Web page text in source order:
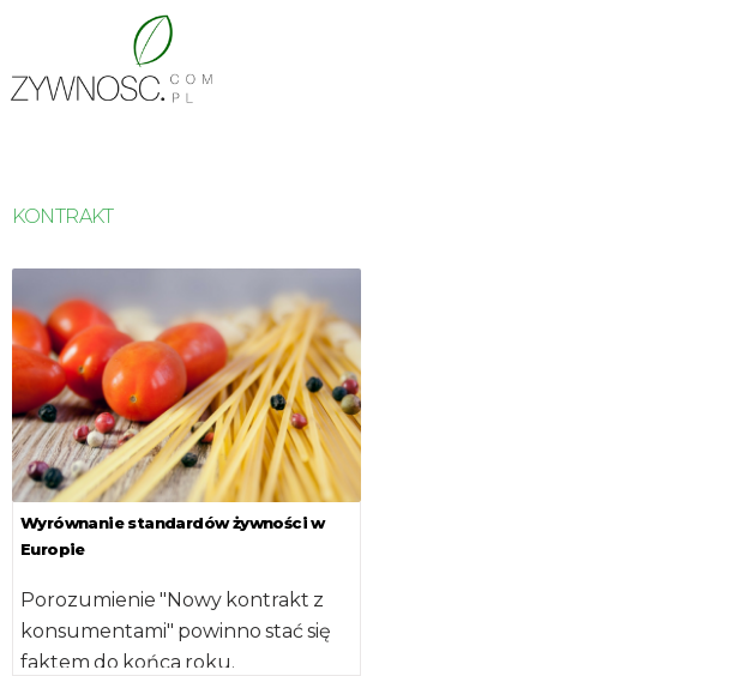
KONTRAKT
Wyrównanie standardów żywności w
Europie
Porozumienie "Nowy kontrakt z
konsumentami" powinno stać się
faktem do końca roku.